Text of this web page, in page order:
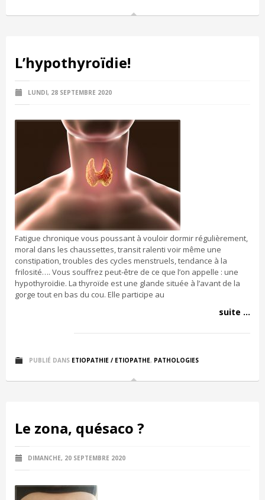
L’hypothyroïdie!
LUNDI, 28 SEPTEMBRE 2020
Fatigue chronique vous poussant à vouloir dormir régulièrement,
moral dans les chaussettes, transit ralenti voir même une
constipation, troubles des cycles menstruels, tendance à la
frilosité…. Vous souffrez peut-être de ce que l’on appelle : une
hypothyroïdie. La thyroïde est une glande située à l’avant de la
gorge tout en bas du cou. Elle participe au
suite ...
PUBLIÉ DANS ETIOPATHIE / ETIOPATHE, PATHOLOGIES
Le zona, quésaco ?
DIMANCHE, 20 SEPTEMBRE 2020